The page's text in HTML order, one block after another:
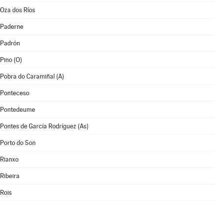
Oza dos Ríos
Paderne
Padrón
Pino (O)
Pobra do Caramiñal (A)
Ponteceso
Pontedeume
Pontes de García Rodríguez (As)
Porto do Son
Rianxo
Ribeira
Rois